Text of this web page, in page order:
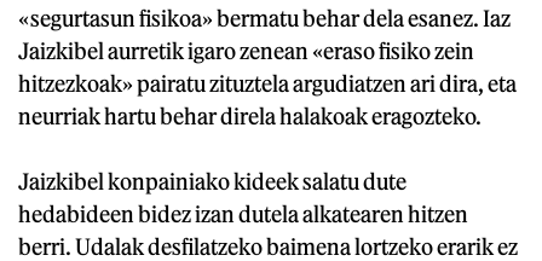
«segurtasun fisikoa» bermatu behar dela esanez. Iaz
Jaizkibel aurretik igaro zenean «eraso fisiko zein
hitzezkoak» pairatu zituztela argudiatzen ari dira, eta
neurriak hartu behar direla halakoak eragozteko.
Jaizkibel konpainiako kideek salatu dute
hedabideen bidez izan dutela alkatearen hitzen
berri. Udalak desfilatzeko baimena lortzeko erarik ez